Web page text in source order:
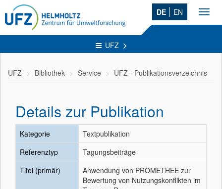
DE EN
UFZ
UFZ Bibliothek Service UFZ - Publikationsverzeichnis
Details zur Publikation
Kategorie
Textpublikation
Referenztyp
Tagungsbeiträge
Titel (primär)
Anwendung von PROMETHEE zur
Bewertung von Nutzungskonflikten im